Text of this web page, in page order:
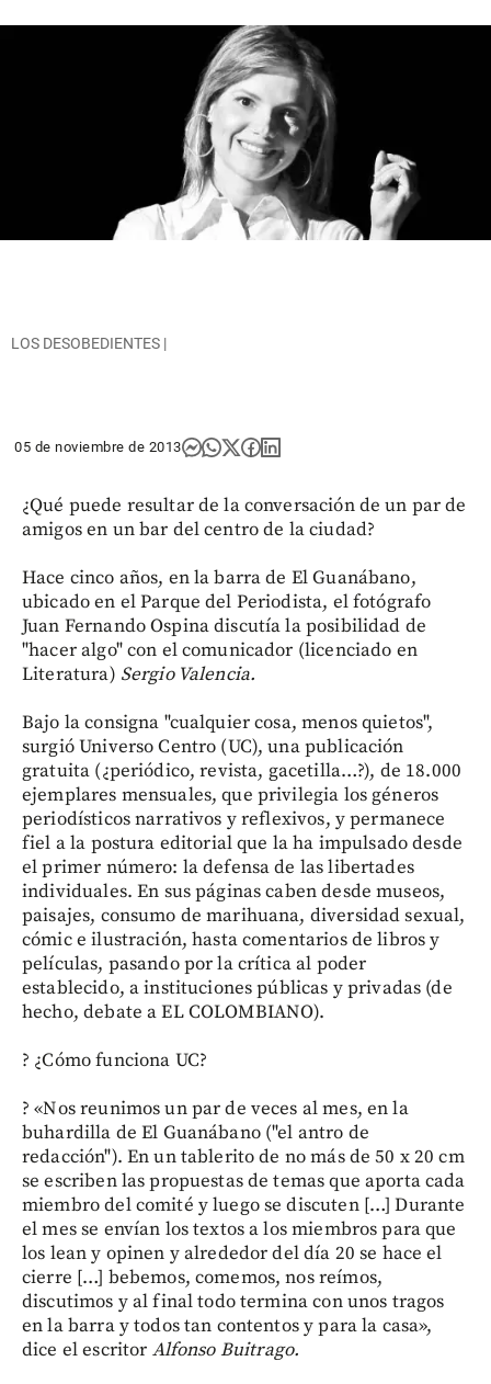
LOS DESOBEDIENTES |
05 de noviembre de 2013
¿Qué puede resultar de la conversación de un par de
amigos en un bar del centro de la ciudad?
Hace cinco años, en la barra de El Guanábano,
ubicado en el Parque del Periodista, el fotógrafo
Juan Fernando Ospina discutía la posibilidad de
"hacer algo" con el comunicador (licenciado en
Literatura) Sergio Valencia.
Bajo la consigna "cualquier cosa, menos quietos",
surgió Universo Centro (UC), una publicación
gratuita (¿periódico, revista, gacetilla…?), de 18.000
ejemplares mensuales, que privilegia los géneros
periodísticos narrativos y reflexivos, y permanece
fiel a la postura editorial que la ha impulsado desde
el primer número: la defensa de las libertades
individuales. En sus páginas caben desde museos,
paisajes, consumo de marihuana, diversidad sexual,
cómic e ilustración, hasta comentarios de libros y
películas, pasando por la crítica al poder
establecido, a instituciones públicas y privadas (de
hecho, debate a EL COLOMBIANO).
? ¿Cómo funciona UC?
? «Nos reunimos un par de veces al mes, en la
buhardilla de El Guanábano ("el antro de
redacción"). En un tablerito de no más de 50 x 20 cm
se escriben las propuestas de temas que aporta cada
miembro del comité y luego se discuten […] Durante
el mes se envían los textos a los miembros para que
los lean y opinen y alrededor del día 20 se hace el
cierre […] bebemos, comemos, nos reímos,
discutimos y al final todo termina con unos tragos
en la barra y todos tan contentos y para la casa»,
dice el escritor Alfonso Buitrago.